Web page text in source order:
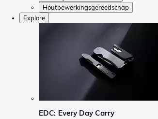
Houtbewerkingsgereedschap
Explore
EDC: Every Day Carry